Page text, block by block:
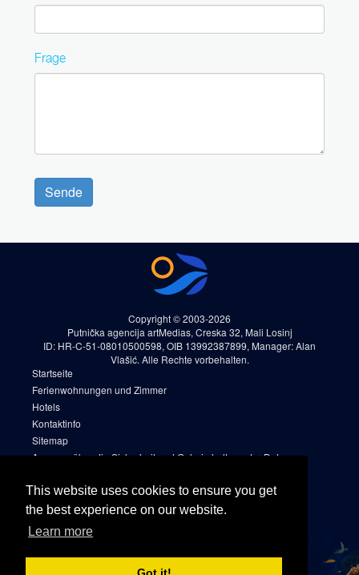
This website uses cookies to ensure you get
the best experience on our website.
Learn more
Frage
Sende
Copyright © 2003-2026
Putnička agencija artMedias, Creska 32, Mali Losinj
ID: HR-C-51-08010500598, OIB 13992387899, Manager: Alan
Vlašić. Alle Rechte vorbehalten.
Startseite
Ferienwohnungen und Zimmer
Hotels
Kontaktinfo
Sitemap
Aussage über die Sicherheit und Geheimhaltung der Daten
Cookies
Sitemap 2
Facebook